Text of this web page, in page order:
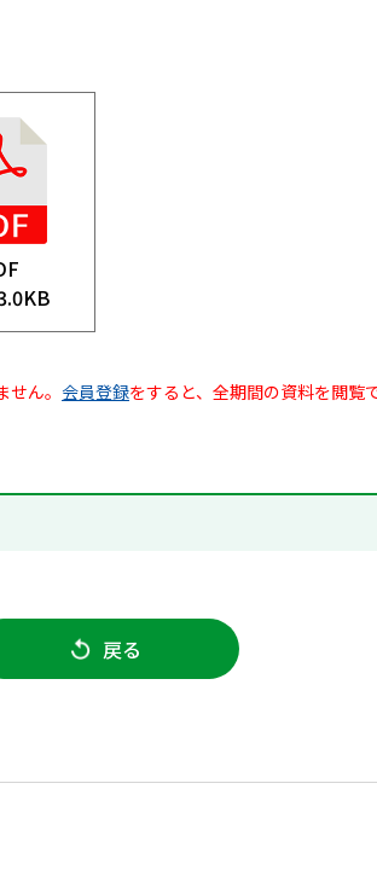
ん。 会員登録をすると、全期間の資料を閲覧
戻る